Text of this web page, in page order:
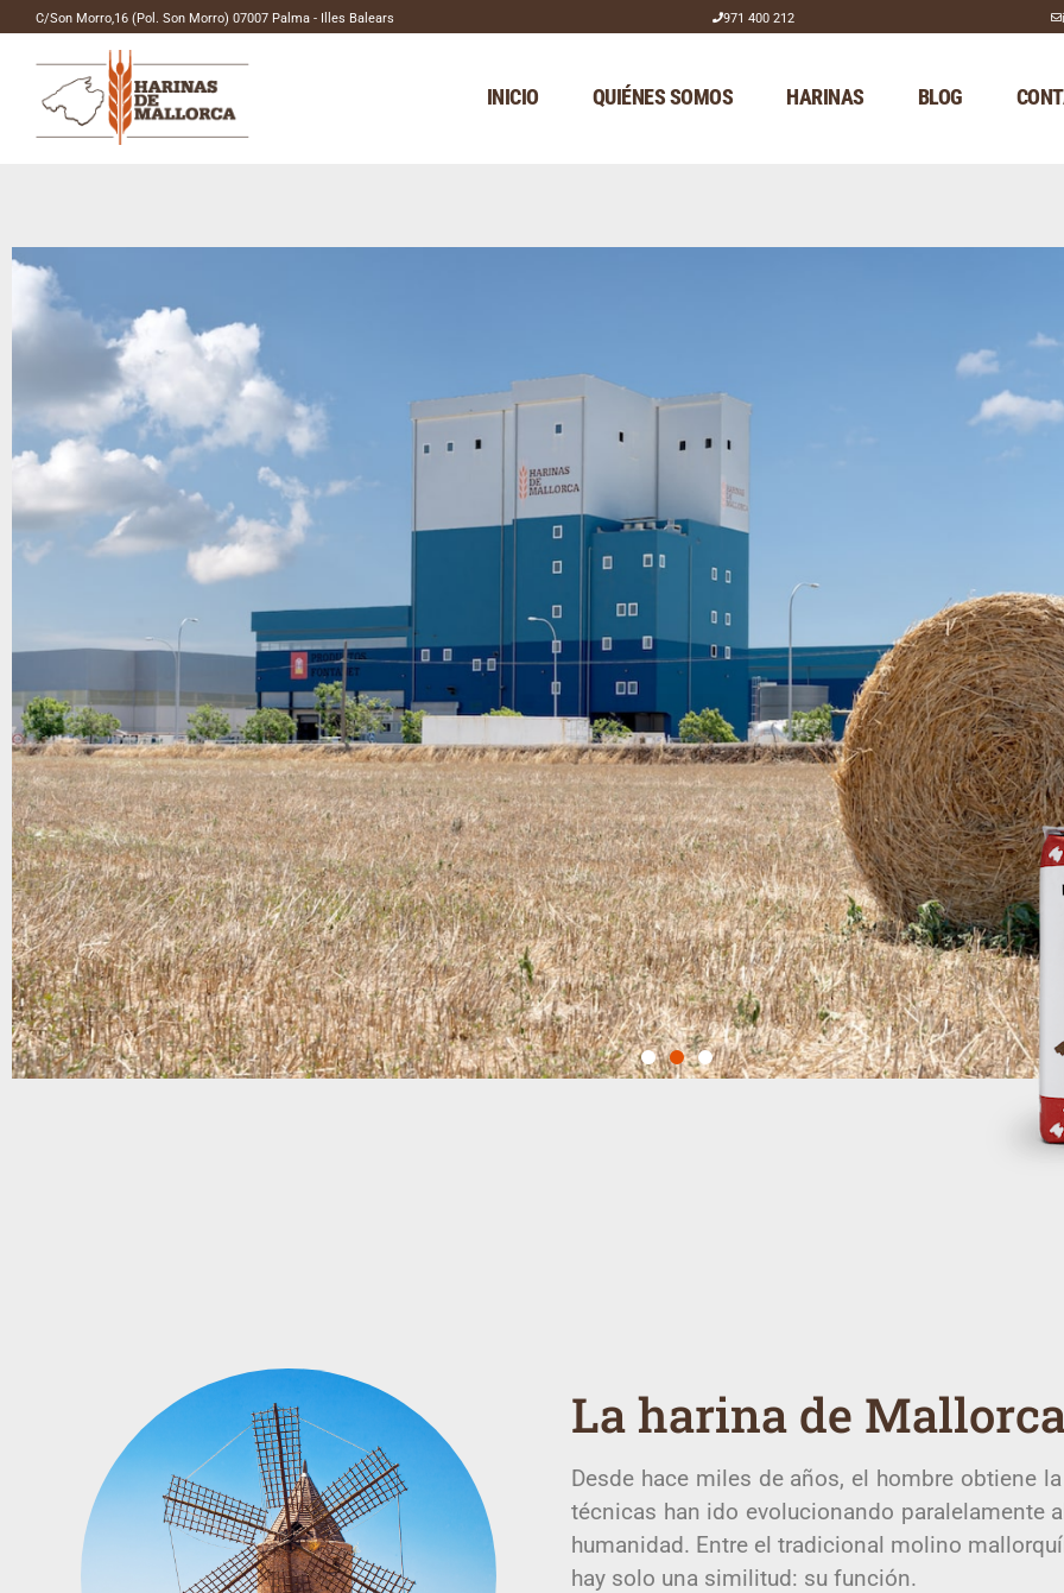
C/Son Morro,16 (Pol. Son Morro) 07007 Palma - Illes Balears 971 400 212
INICIO QUIÉNES SOMOS HARINAS BLOG
MÁS INFORMACIÓN
La harina de
Desde hace miles de años, el hombre obtiene
técnicas han ido evolucionando paralelamente
humanidad. Entre el tradicional molino
hay solo una similitud: su función.